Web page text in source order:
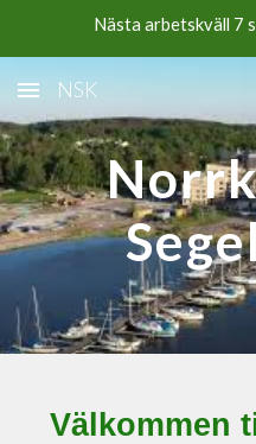
Nästa arbetskväll 7
NSK
Välkommen